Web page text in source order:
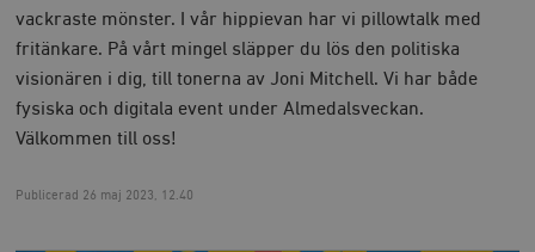
vackraste mönster. I vår hippievan har vi pillowtalk med
fritänkare. På vårt mingel släpper du lös den politiska
visionären i dig, till tonerna av Joni Mitchell. Vi har både
fysiska och digitala event under Almedalsveckan.
Välkommen till oss!
Publicerad 26 maj 2023, 12.40